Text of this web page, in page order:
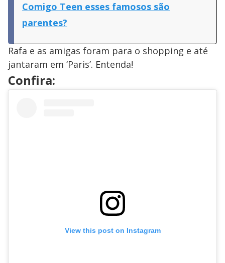
Comigo Teen esses famosos são
parentes?
Rafa e as amigas foram para o shopping e até
jantaram em ‘Paris’. Entenda!
Confira:
View this post on Instagram